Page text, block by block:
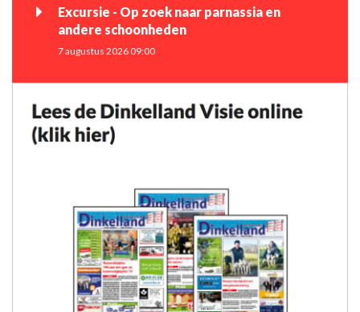
Excursie - Op zoek naar parnassia en
andere schoonheden
7 augustus 2026 09:00